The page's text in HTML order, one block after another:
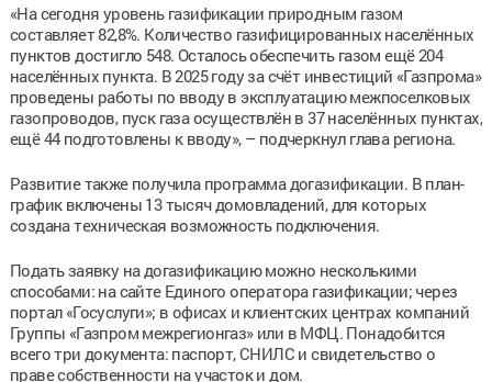
«На сегодня уровень газификации природным газом
составляет 82,8%. Количество газифицированных населённых
пунктов достигло 548. Осталось обеспечить газом ещё 204
населённых пункта. В 2025 году за счёт инвестиций «Газпрома»
проведены работы по вводу в эксплуатацию межпоселковых
газопроводов, пуск газа осуществлён в 37 населённых пунктах,
ещё 44 подготовлены к вводу», – подчеркнул глава региона.
Развитие также получила программа догазификации. В план-
график включены 13 тысяч домовладений, для которых
создана техническая возможность подключения.
Подать заявку на догазификацию можно несколькими
способами: на сайте Единого оператора газификации; через
портал «Госуслуги»; в офисах и клиентских центрах компаний
Группы «Газпром межрегионгаз» или в МФЦ. Понадобится
всего три документа: паспорт, СНИЛС и свидетельство о
праве собственности на участок и дом.